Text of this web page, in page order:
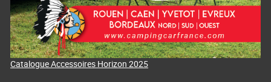
Catalogue Accessoires Horizon 2025